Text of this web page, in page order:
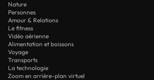
Nature
Personnes
Amour & Relations
Le fitness
Vidéo aérienne
Alimentation et boissons
Voyage
Transports
La technologie
Zoom en arrière-plan virtuel